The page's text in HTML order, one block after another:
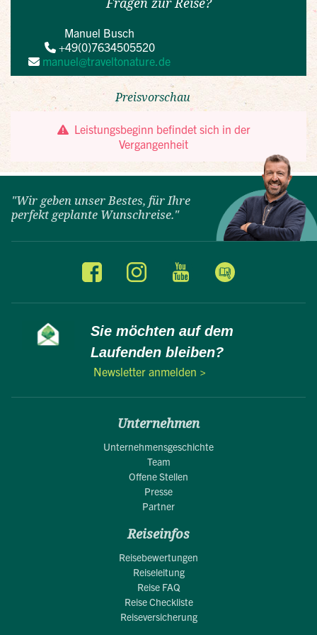
"Wir geben unser Bestes, für Ihre
perfekt geplante Wunschreise."
Sie möchten auf dem
Laufenden bleiben?
Newsletter anmelden >
Unternehmen
Unternehmensgeschichte
Team
Offene Stellen
Presse
Partner
Reiseinfos
Reisebewertungen
Reiseleitung
Reise FAQ
Reise Checkliste
Reiseversicherung